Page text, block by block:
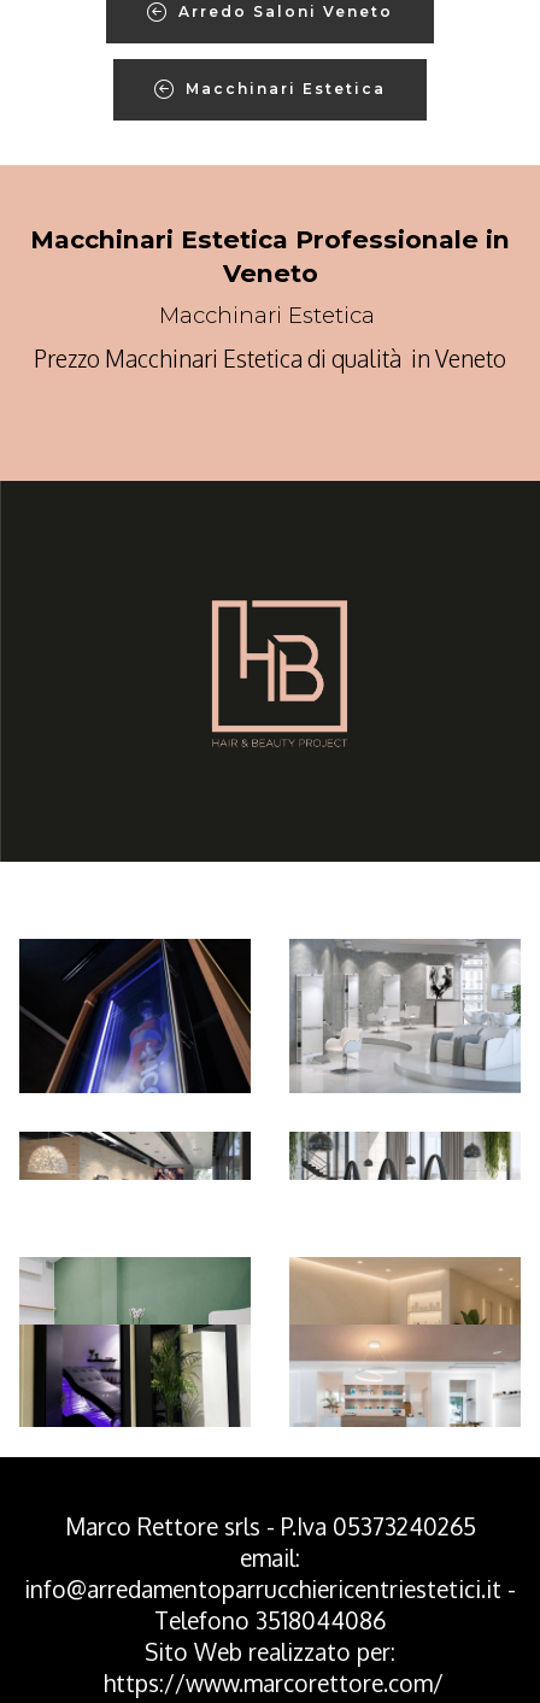
Arredo Saloni Veneto
Macchinari Estetica
Macchinari Estetica Professionale in
Veneto
Macchinari Estetica
Prezzo Macchinari Estetica di qualità in Veneto
Marco Rettore srls - P.Iva 05373240265
email:
info@arredamentoparrucchiericentriestetici.it -
Telefono 3518044086
Sito Web realizzato per:
https://www.marcorettore.com/